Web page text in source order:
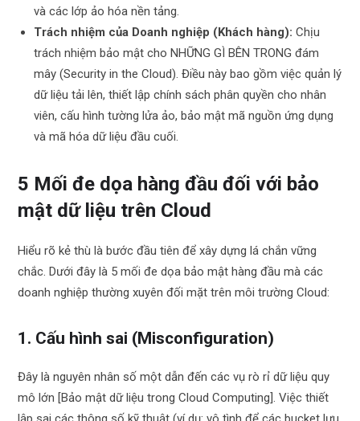
và các lớp ảo hóa nền tảng.
Trách nhiệm của Doanh nghiệp (Khách hàng): Chịu
trách nhiệm bảo mật cho NHỮNG GÌ BÊN TRONG đám
mây (Security in the Cloud). Điều này bao gồm việc quản lý
dữ liệu tải lên, thiết lập chính sách phân quyền cho nhân
viên, cấu hình tường lửa ảo, bảo mật mã nguồn ứng dụng
và mã hóa dữ liệu đầu cuối.
5 Mối đe dọa hàng đầu đối với bảo
mật dữ liệu trên Cloud
Hiểu rõ kẻ thù là bước đầu tiên để xây dựng lá chắn vững
chắc. Dưới đây là 5 mối đe dọa bảo mật hàng đầu mà các
doanh nghiệp thường xuyên đối mặt trên môi trường Cloud:
1. Cấu hình sai (Misconfiguration)
Đây là nguyên nhân số một dẫn đến các vụ rò rỉ dữ liệu quy
mô lớn [Bảo mật dữ liệu trong Cloud Computing]. Việc thiết